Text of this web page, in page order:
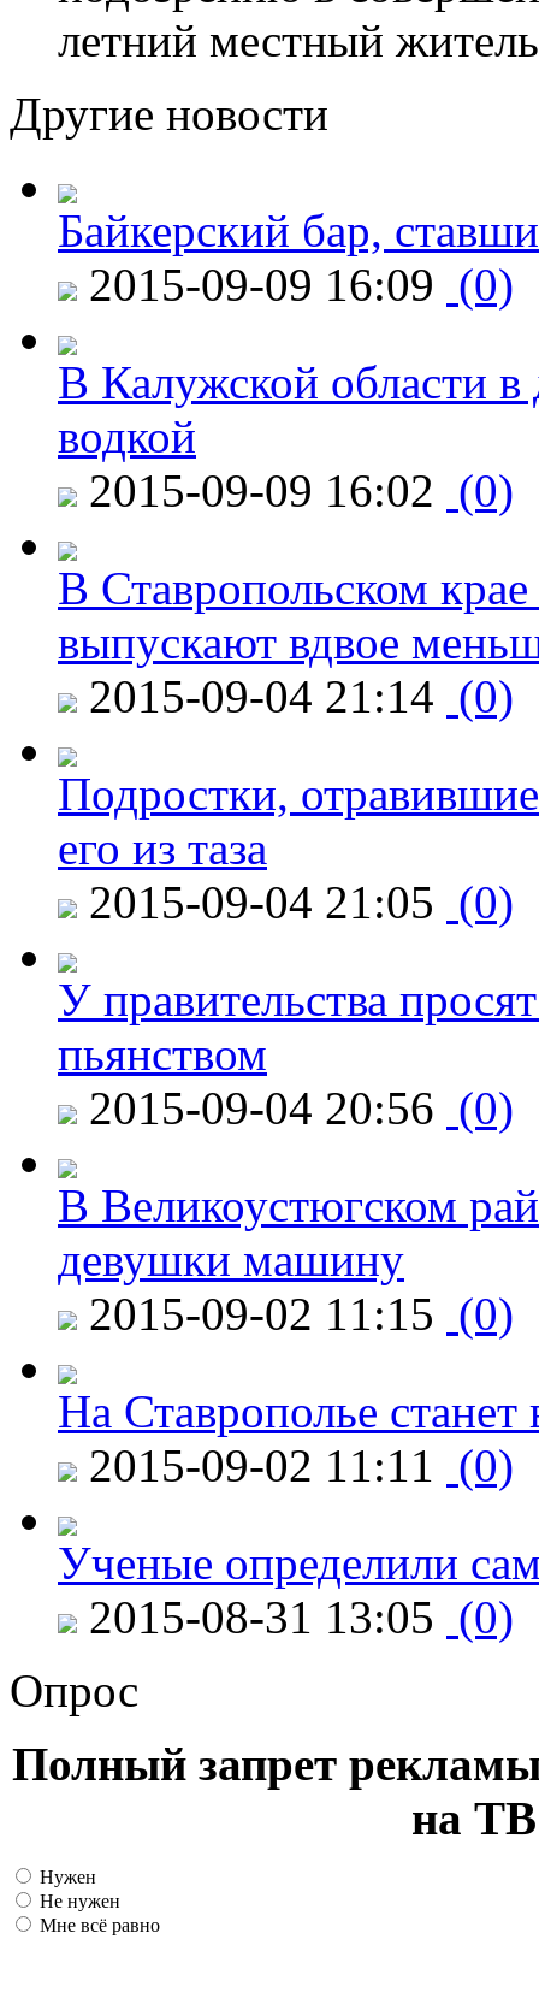
летний местный
Другие новости
Байкерский бар,
2015-09-09 16:09 (0)
В Калужской области в
водкой
2015-09-09 16:02 (0)
В Ставропольском
выпускают вдвое
2015-09-04 21:14 (0)
Подростки,
его из таза
2015-09-04 21:05 (0)
У правительства
пьянством
2015-09-04 20:56 (0)
В Великоустюгском
девушки машину
2015-09-02 11:15 (0)
На Ставрополье
2015-09-02 11:11 (0)
Ученые определили
2015-08-31 13:05 (0)
Опрос
Полный запрет
на ТВ
Нужен
Не нужен
Мне всё равно